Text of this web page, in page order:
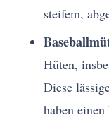
steifem,
Hüten,
Diese
haben